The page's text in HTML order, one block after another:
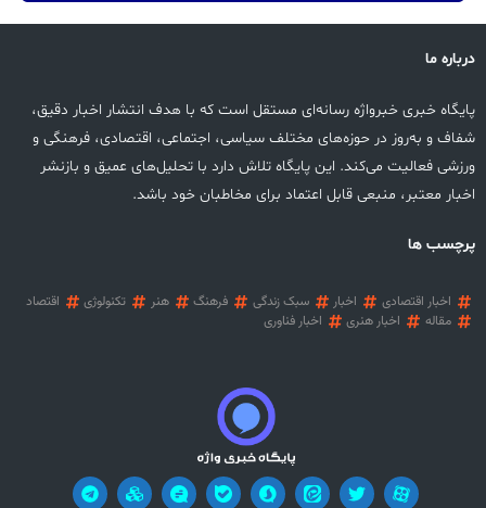
درباره ما
پایگاه خبری خبرواژه رسانه‌ای مستقل است که با هدف انتشار اخبار دقیق،
شفاف و به‌روز در حوزه‌های مختلف سیاسی، اجتماعی، اقتصادی، فرهنگی و
ورزشی فعالیت می‌کند. این پایگاه تلاش دارد با تحلیل‌های عمیق و بازنشر
اخبار معتبر، منبعی قابل اعتماد برای مخاطبان خود باشد.
پرچسب ها
اخبار اقتصادی اخبار سبک زندگی فرهنگ هنر تکنولوژی
اقتصاد
مقاله
اخبار هنری اخبار فناوری